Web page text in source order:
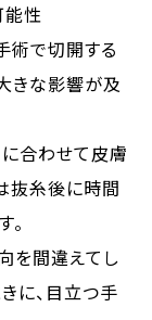
能性
術で切開する
きな影響が及
合わせて皮膚
抜糸後に時間
を間違えてし
に、目立つ手